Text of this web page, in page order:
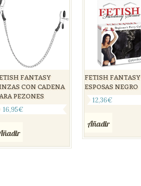
FANTASY
CON CADENA
PEZONES
16,95€
FETISH FANTASY
ESPOSAS NEGRO
12,36€
Añadir